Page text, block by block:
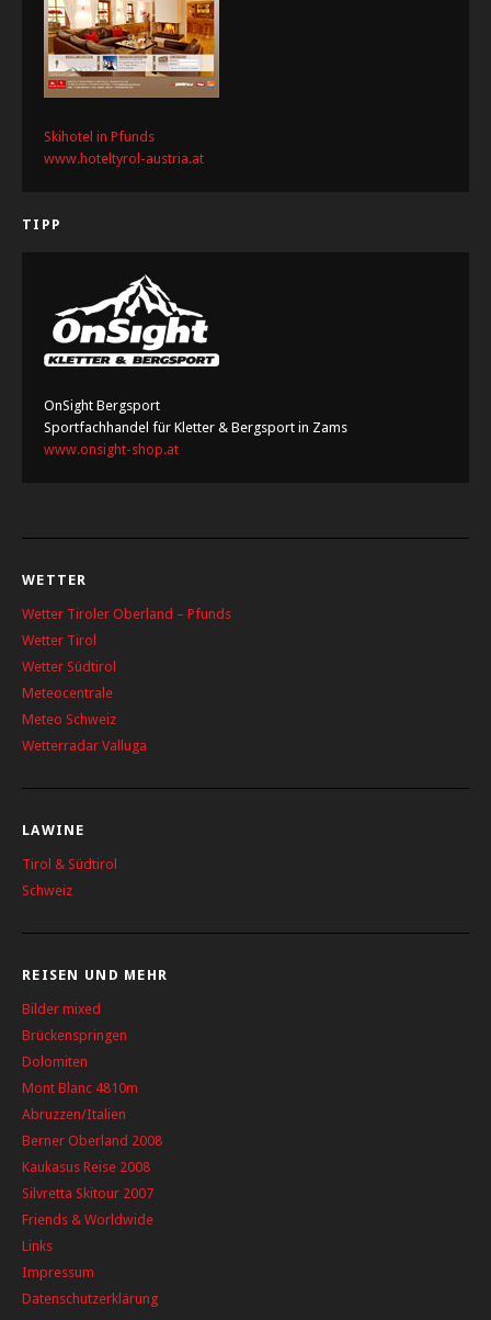
Skihotel in Pfunds
www.hoteltyrol-austria.at
TIPP
OnSight Bergsport
Sportfachhandel für Kletter & Bergsport in Zams
www.onsight-shop.at
WETTER
Wetter Tiroler Oberland – Pfunds
Wetter Tirol
Wetter Südtirol
Meteocentrale
Meteo Schweiz
Wetterradar Valluga
LAWINE
Tirol & Südtirol
Schweiz
REISEN UND MEHR
Bilder mixed
Brückenspringen
Dolomiten
Mont Blanc 4810m
Abruzzen/Italien
Berner Oberland 2008
Kaukasus Reise 2008
Silvretta Skitour 2007
Friends & Worldwide
Links
Impressum
Datenschutzerklärung